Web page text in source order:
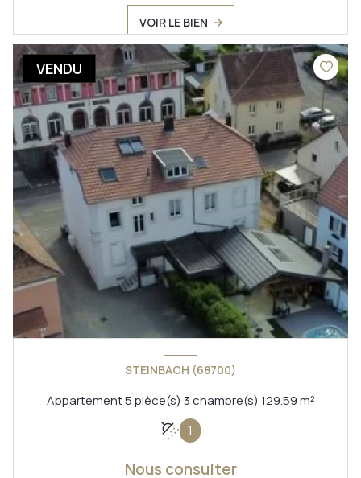
VOIR LE BIEN
VENDU
STEINBACH (68700)
Appartement 5 pièce(s) 3 chambre(s) 129.59 m²
1
Nous consulter